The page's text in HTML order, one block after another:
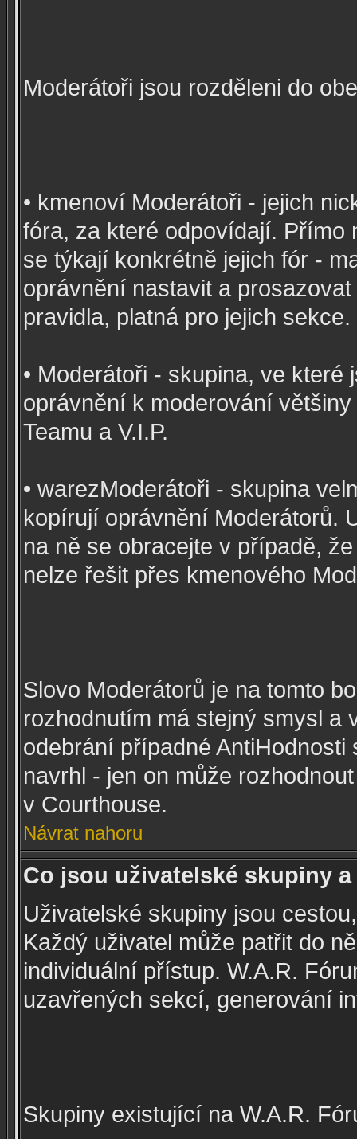
Moderátoři jsou rozděleni do
• kmenoví Moderátoři - jejich
fóra, za které odpovídají. Přímo
se týkají konkrétně jejich fór -
oprávnění nastavit a
pravidla, platná pro jejich sekce.
• Moderátoři - skupina, ve
oprávnění k moderování
Teamu a V.I.P.
• warezModerátoři - skupina
kopírují oprávnění Moderátorů.
na ně se obracejte v případě,
nelze řešit přes kmenového
Slovo Moderátorů je na tomto
rozhodnutím má stejný smysl a
odebrání případné
navrhl - jen on může
v Courthouse.
Návrat nahoru
Co jsou uživatelské skupiny
Uživatelské skupiny jsou
Každý uživatel může patřit do
individuální přístup. W.A.R.
uzavřených sekcí, generování
Skupiny existující na W.A.R.